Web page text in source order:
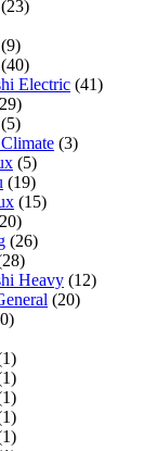
(23)
(9)
(40)
Electric (41)
(5)
(3)
(5)
(19)
(15)
(26)
Heavy (12)
(20)